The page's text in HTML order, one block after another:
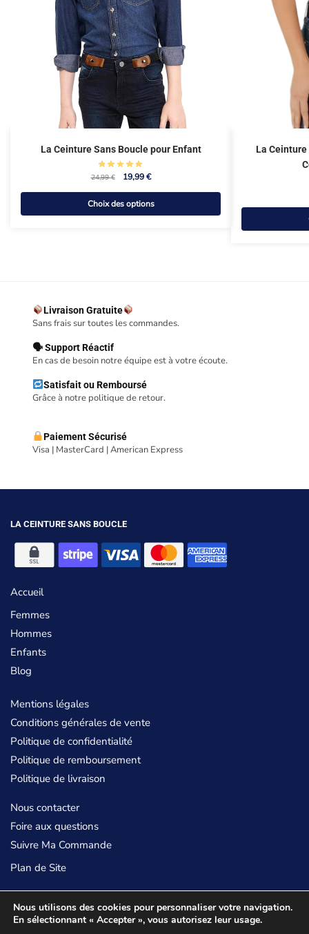
La Ceinture Sans Boucle pour Enfant
24,99€ 19,99€
Choix des options
La Ceinture
Livraison Gratuite
Sans frais sur toutes les commandes.
🗣 Support Réactif
En cas de besoin notre équipe est à votre écoute.
Satisfait ou Remboursé
Grâce à notre politique de retour.
Paiement Sécurisé
Visa | MasterCard | American Express
LA CEINTURE SANS BOUCLE
Accueil
Femmes
Hommes
Enfants
Blog
Mentions légales
Conditions générales de vente
Politique de confidentialité
Politique de remboursement
Politique de livraison
Nous contacter
Foire aux questions
Suivre Ma Commande
Plan de Site
Nous utilisons des cookies pour personnaliser votre navigation.
En sélectionnant « Accepter », vous autorisez leur usage.